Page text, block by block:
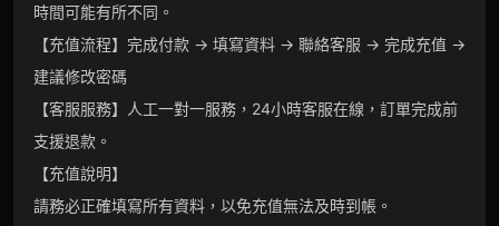
時間可能有所不同。
【充值流程】完成付款 → 填寫資料 → 聯絡客服 → 完成充值 →
建議修改密碼
【客服服務】人工一對一服務，24小時客服在線，訂單完成前
支援退款。
【充值說明】
請務必正確填寫所有資料，以免充值無法及時到帳。